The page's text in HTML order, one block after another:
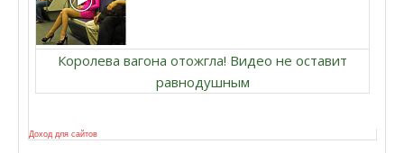
Королева вагона отожгла! Видео не оставит
равнодушным
Доход для сайтов